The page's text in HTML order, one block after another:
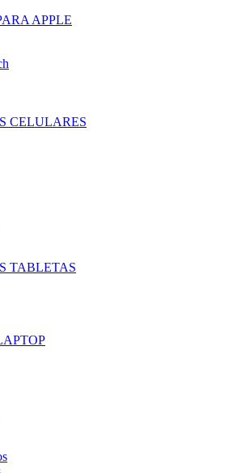
APPLE
CELULARES
TABLETAS